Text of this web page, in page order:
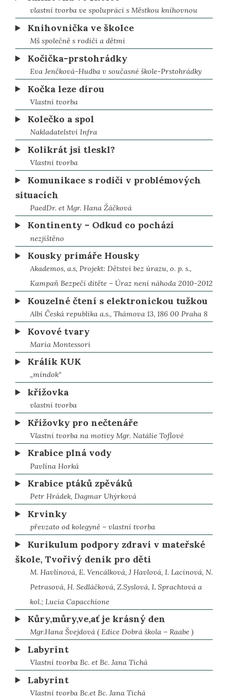
vlastní tvorba ve spolupráci s Městkou knihovnou
Knihovnička ve školce
Mš společně s rodiči a dětmi
Kočička-prstohrádky
Eva Jenčková-Hudba v současné škole-Prstohrádky
Kočka leze dírou
Vlastní tvorba
Kolečko a spol
Nakladatelství Infra
Kolikrát jsi tleskl?
Vlastní tvorba
Komunikace s rodiči v problémových
situacích
PaedDr. et Mgr. Hana Žáčková
Kontinenty – Odkud co pochází
nezjištěno
Kousky primáře Housky
Akademos, a.s, Projekt: Dětství bez úrazu, o. p. s.,
Kampaň Bezpečí dítěte – Úraz není náhoda 2010-2012
Kouzelné čtení s elektronickou tužkou
Albi Česká republika a.s., Thámova 13, 186 00 Praha 8
Kovové tvary
Maria Montessori
Králík KUK
„mindok“
křížovka
vlastní tvorba
Křížovky pro nečtenáře
Vlastní tvorba na motivy Mgr. Natálie Toflové
Krabice plná vody
Pavlína Horká
Krabice ptáků zpěváků
Petr Hrádek, Dagmar Uhýrková
Krvinky
převzato od kolegyně – vlastní tvorba
Kurikulum podpory zdraví v mateřské
škole, Tvořivý deník pro děti
M. Havlínová, E. Vencálková, J Havlová, I. Lacinová, N.
Petrasová, H. Sedláčková, Z.Syslová, L Sprachtová a
kol.; Lucia Capacchione
Kůry,můry,ve,ať je krásný den
Mgr.Hana Švejdová ( Edice Dobrá škola – Raabe )
Labyrint
Vlastní tvorba Bc. et Bc. Jana Tichá
Labyrint
Vlastní tvorba Bc.et Bc. Jana Tichá